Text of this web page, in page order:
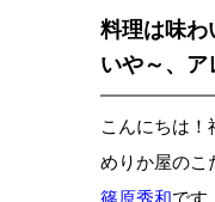
料理は味わ
いや～、ア
こんにちは
めりか屋のこ